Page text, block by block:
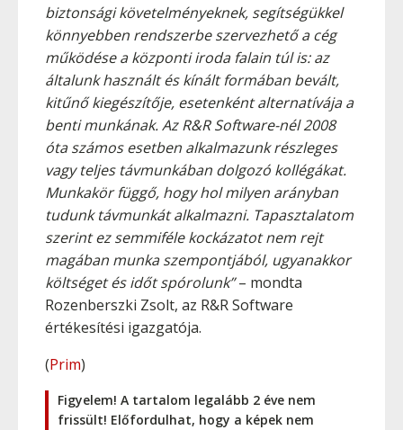
biztonsági követelményeknek, segítségükkel
könnyebben rendszerbe szervezhető a cég
működése a központi iroda falain túl is: az
általunk használt és kínált formában bevált,
kitűnő kiegészítője, esetenként alternatívája a
benti munkának. Az R&R Software-nél 2008
óta számos esetben alkalmazunk részleges
vagy teljes távmunkában dolgozó kollégákat.
Munkakör függő, hogy hol milyen arányban
tudunk távmunkát alkalmazni. Tapasztalatom
szerint ez semmiféle kockázatot nem rejt
magában munka szempontjából, ugyanakkor
költséget és időt spórolunk”– mondta
Rozenberszki Zsolt, az R&R Software
értékesítési igazgatója.
(Prim)
Figyelem! A tartalom legalább 2 éve nem
frissült! Előfordulhat, hogy a képek nem